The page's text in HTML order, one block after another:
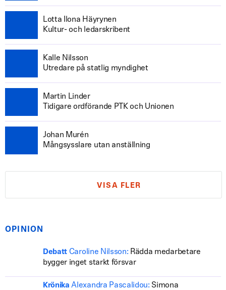
Lotta Ilona Häyrynen
Kultur- och ledarskribent
Kalle Nilsson
Utredare på statlig myndighet
Martin Linder
Tidigare ordförande PTK och Unionen
Johan Murén
Mångsysslare utan anställning
VISA FLER
OPINION
Debatt Caroline Nilsson: Rädda medarbetare
bygger inget starkt försvar
Krönika Alexandra Pascalidou: Simona